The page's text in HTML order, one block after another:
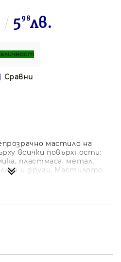
598лв.
мастило на
всички повърхности:
пластмаса, метал,
и други. Мастилото
Сравни